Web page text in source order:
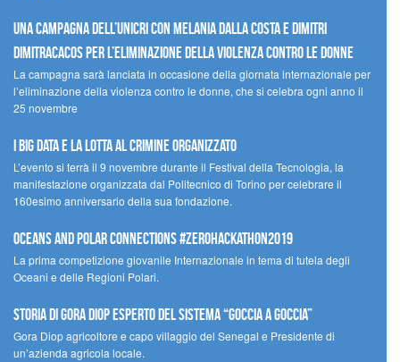
Una campagna dell’UNICRI con Melania Dalla Costa e Dimitri
Dimitracacos per l’eliminazione della violenza contro le donne
La campagna sarà lanciata in occasione della giornata internazionale per
l’eliminazione della violenza contro le donne, che si celebra ogni anno il
25 novembre
I Big Data e la lotta al crimine organizzato
L’evento si terrà il 9 novembre durante il Festival della Tecnologia, la
manifestazione organizzata dal Politecnico di Torino per celebrare il
160esimo anniversario della sua fondazione.
Oceans and Polar Connections #ZEROHackathon2019
La prima competizione giovanile Internazionale in tema di tutela degli
Oceani e delle Regioni Polari.
STORIA DI GORA DIOP ESPERTO DEL SISTEMA “GOCCIA A GOCCIA”
Gora Diop agricoltore e capo villaggio del Senegal e Presidente di
un’azienda agricola locale.